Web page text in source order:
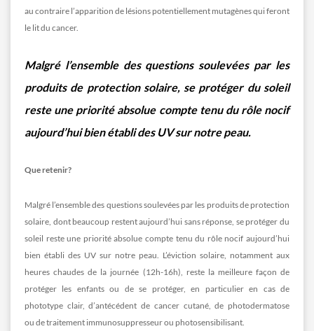
au contraire l’apparition de lésions potentiellement mutagènes qui feront
le lit du cancer.
Malgré l’ensemble des questions soulevées par les
produits de protection solaire, se protéger du soleil
reste une priorité absolue compte tenu du rôle nocif
aujourd’hui bien établi des UV sur notre peau.
Que retenir?
Malgré l’ensemble des questions soulevées par les produits de protection
solaire, dont beaucoup restent aujourd’hui sans réponse, se protéger du
soleil reste une priorité absolue compte tenu du rôle nocif aujourd’hui
bien établi des UV sur notre peau. L’éviction solaire, notamment aux
heures chaudes de la journée (12h-16h), reste la meilleure façon de
protéger les enfants ou de se protéger, en particulier en cas de
phototype clair, d’antécédent de cancer cutané, de photodermatose
ou de traitement immunosuppresseur ou photosensibilisant.